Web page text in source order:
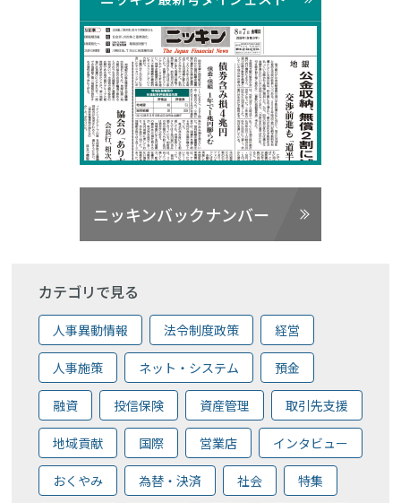
ニッキンバックナンバー
カテゴリで見る
人事異動情報 法令制度政策 経営
人事施策 ネット・システム 預金
融資 投信保険 資産管理 取引先支援
地域貢献 国際 営業店 インタビュー
おくやみ 為替・決済 社会 特集